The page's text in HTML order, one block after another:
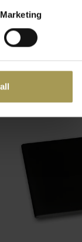
Marketing
Terra Planter
€795,00
Incl.